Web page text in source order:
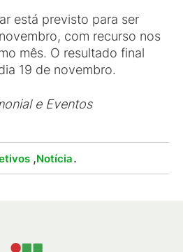
está previsto para ser
com recurso nos
mês. O resultado final
19 de novembro.
e Eventos
,Notícia.